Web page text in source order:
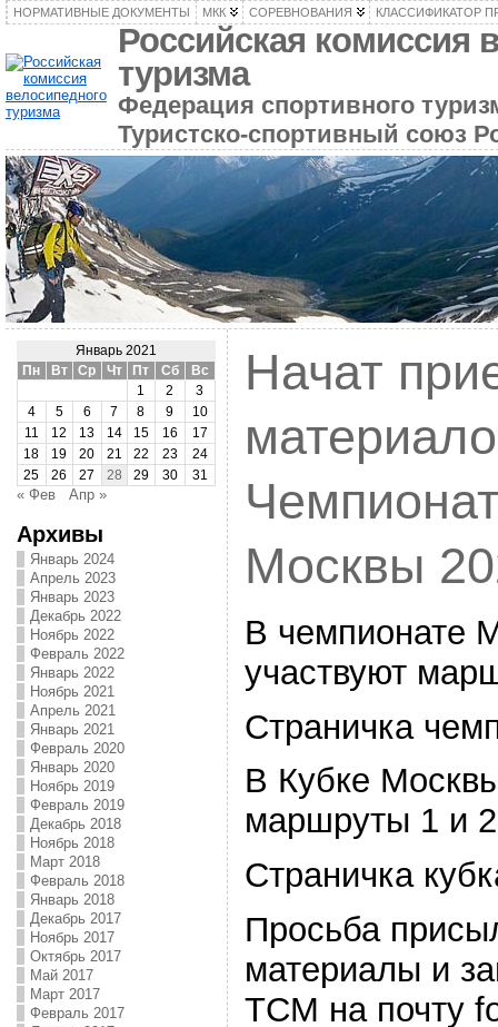
НОРМАТИВНЫЕ ДОКУМЕНТЫ МКК СОРЕВНОВАНИЯ КЛАССИФИКАТОР
Российская комиссия
туризма
Федерация спортивного
Туристско-спортивный союз
Январь 2021
Пн
Вт Ср Чт Пт Сб
Вс
1
2
3
4
5 6 7 8 9
10
11
12 13 14 15 16
17
18
19 20 21 22 23
24
25
26 27 28 29 30 31
« Фев Апр »
Архивы
Январь 2024
Апрель 2023
Январь 2023
Декабрь 2022
Ноябрь 2022
Февраль 2022
Январь 2022
Ноябрь 2021
Апрель 2021
Январь 2021
Февраль 2020
Январь 2020
Ноябрь 2019
Февраль 2019
Декабрь 2018
Ноябрь 2018
Март 2018
Февраль 2018
Январь 2018
Декабрь 2017
Ноябрь 2017
Октябрь 2017
Май 2017
Март 2017
Февраль 2017
Начат
Москвы
В чемпионате
участвуют
Страничка
В Кубке
маршруты 1 и
Страничка
Просьба
материалы и
ТСМ на почту